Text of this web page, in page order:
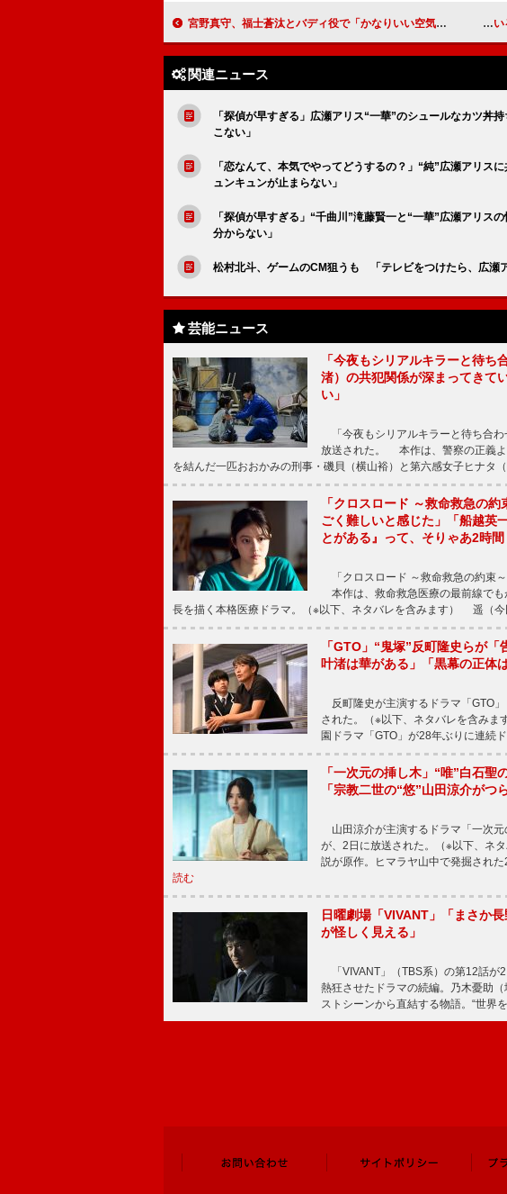
宮野真守、福士蒼汰とバディ役で「かなりいい空気」 「この人と芝居するのはこんなに幸せなんだってかみ締めている」 福
関連ニュース
「探偵が早すぎる」広瀬アリス“一華”のシュールなカツ
こない」
「恋なんて、本気でやってどうするの？」“純”広瀬アリ
ュンキュンが止まらない」
「探偵が早すぎる」“千曲川”滝藤賢一と“一華”広瀬アリ
分からない」
松村北斗、ゲームのCM狙うも 「テレビをつけたら、広瀬
芸能ニュース
「今夜もシリアルキラーと待
渚）の共犯関係が深まってきて
い」
「今夜もシリアルキラーと待ち合
放送された。 本作は、警察の正義よ
を結んだ一匹おおかみの刑事・磯貝（横山裕）と第六感女子ヒナタ
「クロスロード ～救命救急の
ごく難しいと感じた」「船越英
とがある』って、そりゃあ2時間
「クロスロード ～救命救急の約束
本作は、救命救急医療の最前線で
長を描く本格医療ドラマ。（※以下、ネタバレを含みます） 遥（
「GTO」“鬼塚”反町隆史らが
叶渚は華がある」「黒幕の正体は
反町隆史が主演するドラマ「GTO
された。（※以下、ネタバレを含み
園ドラマ「GTO」が28年ぶりに連続
「一次元の挿し木」“唯”白石聖
「宗教二世の“悠”山田涼介がつ
山田涼介が主演するドラマ「一次
が、2日に放送された。（※以下、ネ
説が原作。ヒマラヤ山中で発掘され
読む
日曜劇場「VIVANT」「まさか
が怪しく見える」
「VIVANT」（TBS系）の第12話
熱狂させたドラマの続編。乃木憂助
ストシーンから直結する物語。“世界